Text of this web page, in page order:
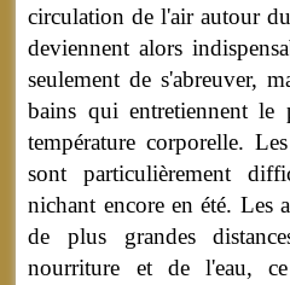
circulation de l'air autour
deviennent alors
seulement de s'abreuver,
bains qui entretiennent le
température corporelle.
sont particulièrement
nichant encore en été. Les
de plus grandes
nourriture et de l'eau,